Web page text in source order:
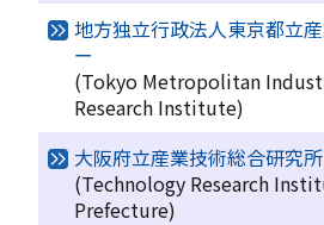
地方独立行政法人東京都立
ー
(Tokyo Metropolitan
Research Institute)
大阪府立産業技術総合研究所
(Technology Research
Prefecture)